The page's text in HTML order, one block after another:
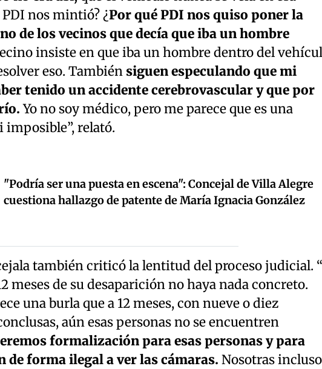
nos mintió? ¿Por qué PDI nos quiso poner la
de los vecinos que decía que iba un hombre
insiste en que iba un hombre dentro del
eso. También siguen especulando que mi
tenido un accidente cerebrovascular y que por
Yo no soy médico, pero me parece que es una
imposible”, relató.
"Podría ser una puesta en escena": Concejal de Villa Alegre
cuestiona hallazgo de patente de María Ignacia González
también criticó la lentitud del proceso judicial.
meses de su desaparición no haya nada concreto.
una burla que a 12 meses, con nueve o diez
aún esas personas no se encuentren
formalización para esas personas y para
de forma ilegal a ver las cámaras. Nosotras incluso